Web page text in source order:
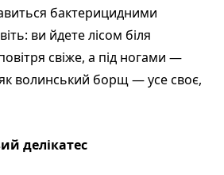
бактерицидними
ви йдете лісом біля
свіже, а під ногами —
волинський борщ — усе своє,
делікатес